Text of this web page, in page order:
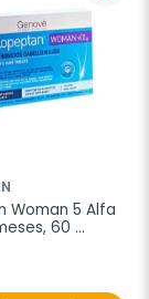
Woman 5 Alfa
60